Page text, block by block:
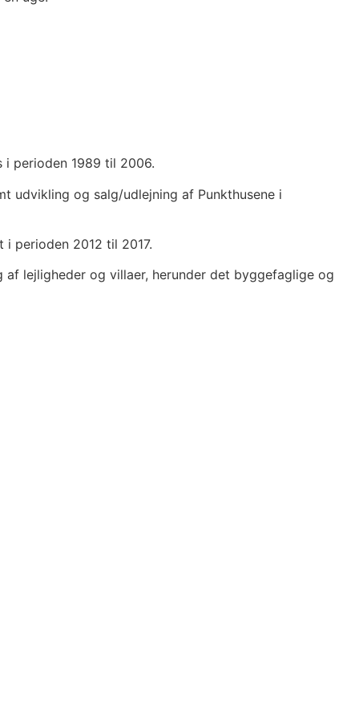
perioden 1989 til 2006.
udvikling og salg/udlejning af Punkthusene i
perioden 2012 til 2017.
lejligheder og villaer, herunder det byggefaglige og